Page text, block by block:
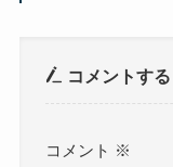
コメントする
コメント ※